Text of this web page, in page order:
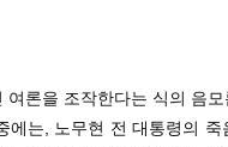
여론을 조작한다는 식의 음
에는, 노무현 전 대통령의